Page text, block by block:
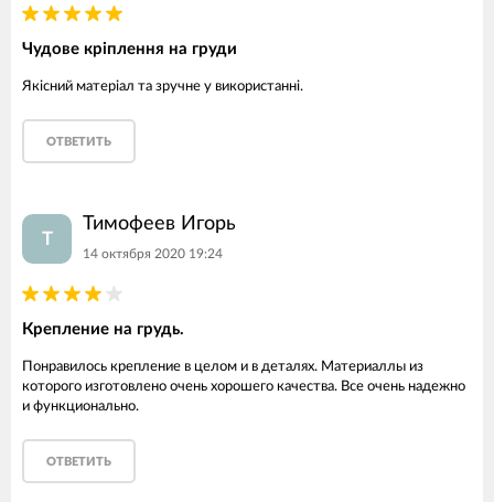
Чудове кріплення на груди
Якісний матеріал та зручне у використанні.
ОТВЕТИТЬ
Т
Тимофеев Игорь
14 октября 2020 19:24
Крепление на грудь.
Понравилось крепление в целом и в деталях. Материаллы из
которого изготовлено очень хорошего качества. Все очень надежно
и функционально.
ОТВЕТИТЬ